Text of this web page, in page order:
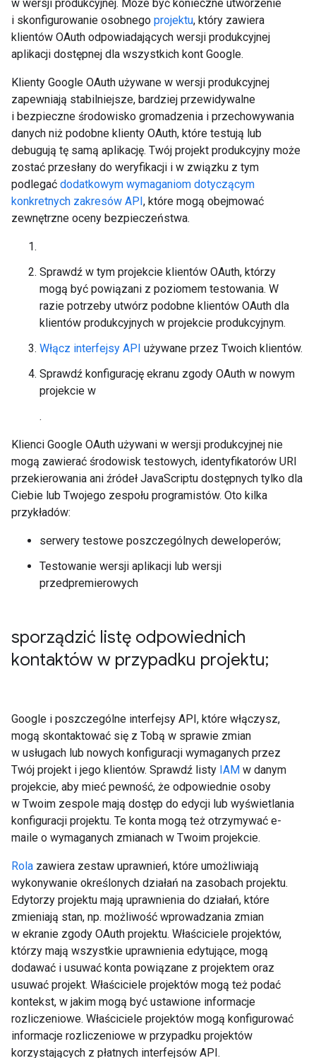
w wersji produkcyjnej. Może być konieczne utworzenie
i skonfigurowanie osobnego projektu, który zawiera
klientów OAuth odpowiadających wersji produkcyjnej
aplikacji dostępnej dla wszystkich kont Google.
Klienty Google OAuth używane w wersji produkcyjnej
zapewniają stabilniejsze, bardziej przewidywalne
i bezpieczne środowisko gromadzenia i przechowywania
danych niż podobne klienty OAuth, które testują lub
debugują tę samą aplikację. Twój projekt produkcyjny może
zostać przesłany do weryfikacji i w związku z tym
podlegać dodatkowym wymaganiom dotyczącym
konkretnych zakresów API, które mogą obejmować
zewnętrzne oceny bezpieczeństwa.
Sprawdź w tym projekcie klientów OAuth, którzy
mogą być powiązani z poziomem testowania. W
razie potrzeby utwórz podobne klientów OAuth dla
klientów produkcyjnych w projekcie produkcyjnym.
Włącz interfejsy API używane przez Twoich klientów.
Sprawdź konfigurację ekranu zgody OAuth w nowym
projekcie w
.
Klienci Google OAuth używani w wersji produkcyjnej nie
mogą zawierać środowisk testowych, identyfikatorów URI
przekierowania ani źródeł JavaScriptu dostępnych tylko dla
Ciebie lub Twojego zespołu programistów. Oto kilka
przykładów:
serwery testowe poszczególnych deweloperów;
Testowanie wersji aplikacji lub wersji
przedpremierowych
sporządzić listę odpowiednich
kontaktów w przypadku projektu;
Google i poszczególne interfejsy API, które włączysz,
mogą skontaktować się z Tobą w sprawie zmian
w usługach lub nowych konfiguracji wymaganych przez
Twój projekt i jego klientów. Sprawdź listy IAM w danym
projekcie, aby mieć pewność, że odpowiednie osoby
w Twoim zespole mają dostęp do edycji lub wyświetlania
konfiguracji projektu. Te konta mogą też otrzymywać e-
maile o wymaganych zmianach w Twoim projekcie.
Rola zawiera zestaw uprawnień, które umożliwiają
wykonywanie określonych działań na zasobach projektu.
Edytorzy projektu mają uprawnienia do działań, które
zmieniają stan, np. możliwość wprowadzania zmian
w ekranie zgody OAuth projektu. Właściciele projektów,
którzy mają wszystkie uprawnienia edytujące, mogą
dodawać i usuwać konta powiązane z projektem oraz
usuwać projekt. Właściciele projektów mogą też podać
kontekst, w jakim mogą być ustawione informacje
rozliczeniowe. Właściciele projektów mogą konfigurować
informacje rozliczeniowe w przypadku projektów
korzystających z płatnych interfejsów API.